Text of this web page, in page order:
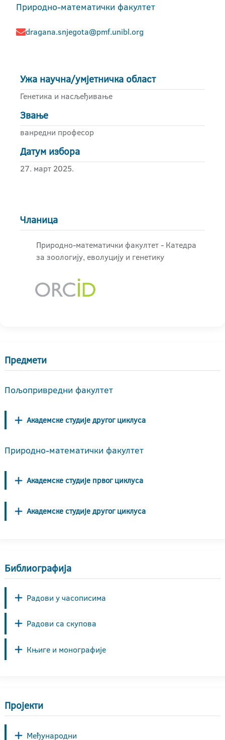
Природно-математички факултет
dragana.snjegota@pmf.unibl.org
Ужа научна/умјетничка област
Генетика и насљеђивање
Звање
ванредни професор
Датум избора
27. март 2025.
Чланица
Природно-математички факултет - Катедра
за зоологију, еволуцију и генетику
Предмети
Пољопривредни факултет
Академске студије другог циклуса
Природно-математички факултет
Академске студије првог циклуса
Академске студије другог циклуса
Библиографија
Радови у часописима
Радови са скупова
Књиге и монографије
Пројекти
Међународни